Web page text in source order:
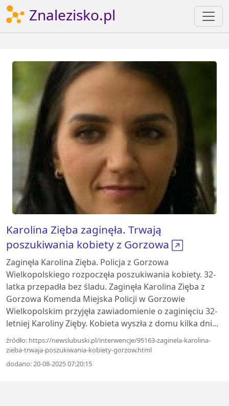
Znalezisko.pl
Karolina Zięba zaginęła. Trwają
poszukiwania kobiety z Gorzowa
Zaginęła Karolina Zięba. Policja z Gorzowa
Wielkopolskiego rozpoczęła poszukiwania kobiety. 32-
latka przepadła bez śladu. Zaginęła Karolina Zięba z
Gorzowa Komenda Miejska Policji w Gorzowie
Wielkopolskim przyjęła zawiadomienie o zaginięciu 32-
letniej Karoliny Zięby. Kobieta wyszła z domu kilka dni...
źródło: https://newslubuski.pl/interwencje/95163-zaginela-karolina-
zieba-trwaja-poszukiwania-kobiety-gorzow.html
dodano: 20-08-2025 07:20:15